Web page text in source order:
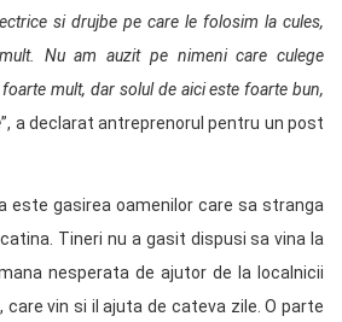
si drujbe pe care le folosim la cules,
Nu am auzit pe nimeni care culege
mult, dar solul de aici este foarte bun,
”, a declarat antreprenorul pentru un post
este gasirea oamenilor care sa stranga
Tineri nu a gasit dispusi sa vina la
nesperata de ajutor de la localnicii
care vin si il ajuta de cateva zile. O parte